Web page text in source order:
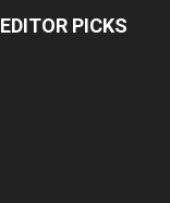
EDITOR PICKS